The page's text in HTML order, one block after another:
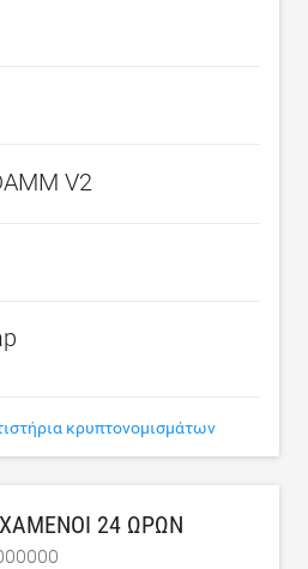
V2
κρυπτονομισμάτων
24 ΩΡΏΝ